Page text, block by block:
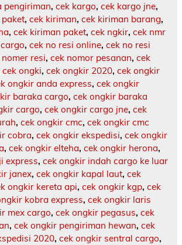
pengiriman, cek kargo, cek kargo jne,
, cek kiriman, cek kiriman barang,
, cek kiriman paket, cek ngkir, cek nmr
, cek no resi online, cek no resi
nomer resi, cek nomor pesanan, cek
cek ongki, cek ongkir 2020, cek ongkir
ongkir anda express, cek ongkir
baraka cargo, cek ongkir baraka
cargo, cek ongkir cargo jne, cek
, cek ongkir cmc, cek ongkir cmc
cobra, cek ongkir ekspedisi, cek ongkir
, cek ongkir elteha, cek ongkir herona,
express, cek ongkir indah cargo ke luar
janex, cek ongkir kapal laut, cek
ongkir kereta api, cek ongkir kgp, cek
kobra express, cek ongkir laris
mex cargo, cek ongkir pegasus, cek
, cek ongkir pengiriman hewan, cek
2020, cek ongkir sentral cargo,